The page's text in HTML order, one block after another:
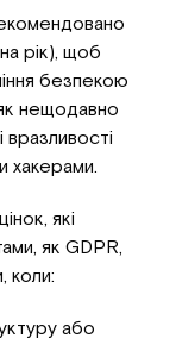
рік), щоб
безпекою
нещодавно
вразливості
хакерами.
які
як GDPR,
коли:
або